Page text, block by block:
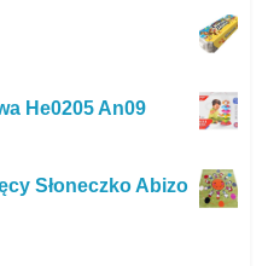
He0205 An09
Słoneczko Abizo